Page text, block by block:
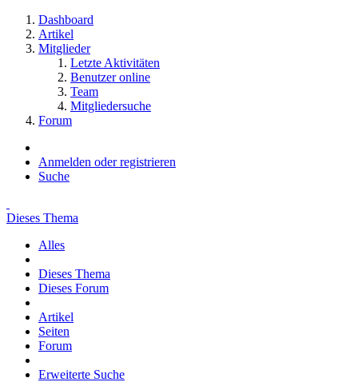
Dashboard
Artikel
Mitglieder
Letzte Aktivitäten
Benutzer online
Team
Mitgliedersuche
Forum
Anmelden oder registrieren
Suche
Dieses Thema
Alles
Dieses Thema
Dieses Forum
Artikel
Seiten
Forum
Erweiterte Suche